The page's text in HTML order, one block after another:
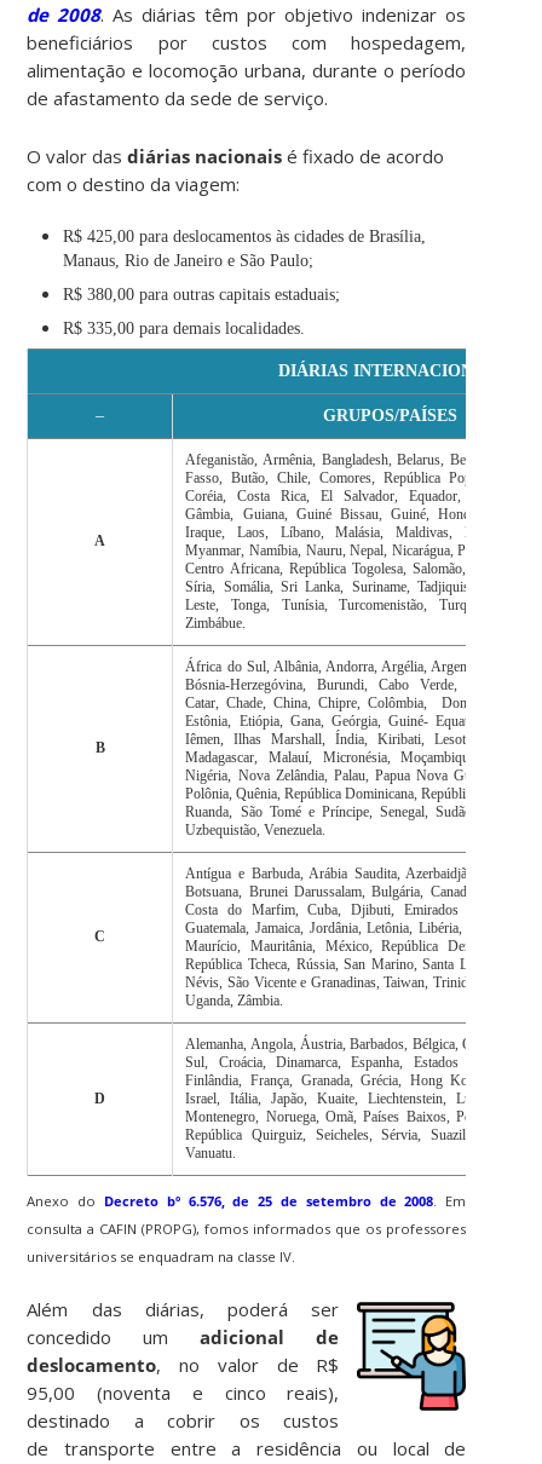
de 2008. As diárias têm por objetivo indenizar os
beneficiários por custos com hospedagem,
alimentação e locomoção urbana, durante o período
de afastamento da sede de serviço.
O valor das diárias nacionais é fixado de acordo
com o destino da viagem:
R$ 425,00 para deslocamentos às cidades de Brasília,
Manaus, Rio de Janeiro e São Paulo;
R$ 380,00 para outras capitais estaduais;
R$ 335,00 para demais localidades.
DIÁRIAS INTERNACIONAIS
– GRUPOS/PAÍSES
A
Afeganistão, Armênia, Bangladesh, Belarus, Benin,
Fasso, Butão, Chile, Comores, República Popular
Coréia, Costa Rica, El Salvador, Equador, Eslovênia,
Gâmbia, Guiana, Guiné Bissau, Guiné, Honduras,
Iraque, Laos, Líbano, Malásia, Maldivas, Marrocos,
Myanmar, Namíbia, Nauru, Nepal, Nicarágua, Panamá,
Centro Africana, República Togolesa, Salomão, Samoa,
Síria, Somália, Sri Lanka, Suriname, Tadjiquistão,
Leste, Tonga, Tunísia, Turcomenistão, Turquia,
Zimbábue.
B
África do Sul, Albânia, Andorra, Argélia, Argentina,
Bósnia-Herzegóvina, Burundi, Cabo Verde, Camarões,
Catar, Chade, China, Chipre, Colômbia, Dominica,
Estônia, Etiópia, Gana, Geórgia, Guiné- Equatorial, Haiti,
Iêmen, Ilhas Marshall, Índia, Kiribati, Lesoto, Líbia,
Madagascar, Malauí, Micronésia, Moçambique,
Nigéria, Nova Zelândia, Palau, Papua Nova Guiné,
Polônia, Quênia, República Dominicana, República Eslovaca,
Ruanda, São Tomé e Príncipe, Senegal, Sudão,
Uzbequistão, Venezuela.
C
Antígua e Barbuda, Arábia Saudita, Azerbaidjão,
Botsuana, Brunei Darussalam, Bulgária, Canadá,
Costa do Marfim, Cuba, Djibuti, Emirados Árabes,
Guatemala, Jamaica, Jordânia, Letônia, Libéria, Lituânia,
Maurício, Mauritânia, México, República Democrática
República Tcheca, Rússia, San Marino, Santa Lúcia, São
Névis, São Vicente e Granadinas, Taiwan, Trinidad e
Uganda, Zâmbia.
D
Alemanha, Angola, Áustria, Barbados, Bélgica, Cazaquistão,
Sul, Croácia, Dinamarca, Espanha, Estados Unidos da
Finlândia, França, Granada, Grécia, Hong Kong, Irlanda,
Israel, Itália, Japão, Kuaite, Liechtenstein, Luxemburgo,
Montenegro, Noruega, Omã, Países Baixos, Portugal,
República Quirguiz, Seicheles, Sérvia, Suazilândia,
Vanuatu.
Anexo do Decreto bº 6.576, de 25 de setembro de 2008 . Em
consulta a CAFIN (PROPG), fomos informados que os professores
universitários se enquadram na classe IV.
Além das diárias, poderá ser
concedido umadicional de
deslocamento, no valor de R$
95,00 (noventa e cinco reais),
destinado a cobrir os custos
de transporte entre a residência ou local de